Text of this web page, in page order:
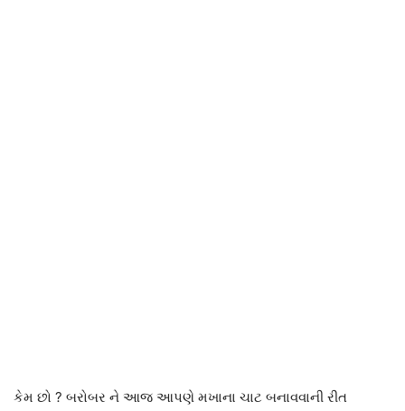
કેમ છો ? બરોબર ને આજ આપણે મખાના ચાટ બનાવવાની રીત